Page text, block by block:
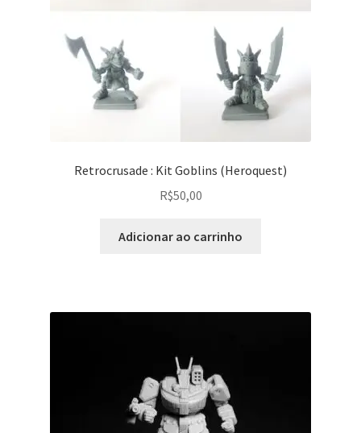
Retrocrusade : Kit Goblins (Heroquest)
R$50,00
Adicionar ao carrinho